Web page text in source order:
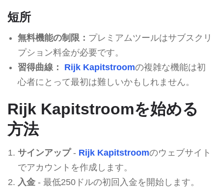
短所
無料機能の制限： プレミアムツールはサブスクリ
プション料金が必要です。
習得曲線：
Rijk Kapitstroomの複雑な機能は初
心者にとって最初は難しいかもしれません。
Rijk Kapitstroomを始める
方法
サインアップ- Rijk Kapitstroomのウェブサイト
でアカウントを作成します。
入金- 最低250ドルの初回入金を開始します。